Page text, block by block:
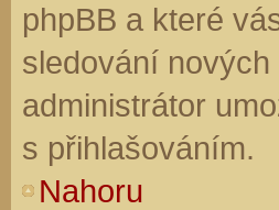
phpBB a které
sledování
administrátor
s přihlašováním.
Nahoru